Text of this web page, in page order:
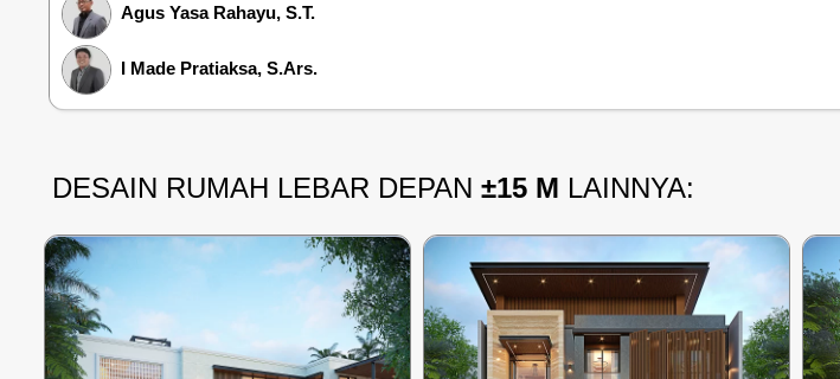
Agus Yasa Rahayu, S.T.
I Made Pratiaksa, S.Ars.
DESAIN RUMAH LEBAR DEPAN ±15 M LAINNYA: